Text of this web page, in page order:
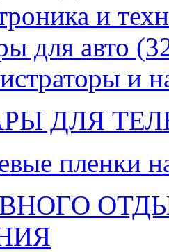
и
для авто
и
ДЛЯ
пленки